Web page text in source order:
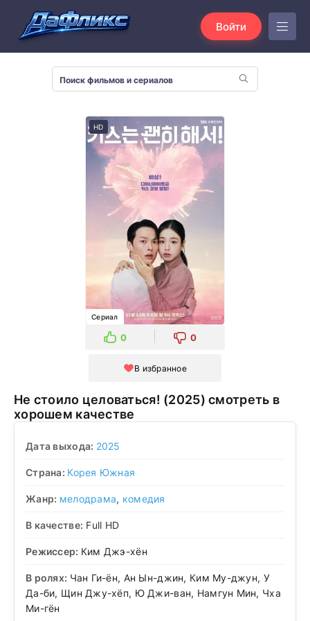
Войти
HD
Сериал
0 0
В избранное
Не стоило целоваться! (2025) смотреть в
хорошем качестве
Дата выхода: 2025
Страна: Корея Южная
Жанр: мелодрама, комедия
В качестве: Full HD
Режиссер: Ким Джэ-хён
В ролях: Чан Ги-ён, Ан Ын-джин, Ким Му-джун, У
Да-би, Щин Джу-хёп, Ю Джи-ван, Намгун Мин, Чха
Ми-гён